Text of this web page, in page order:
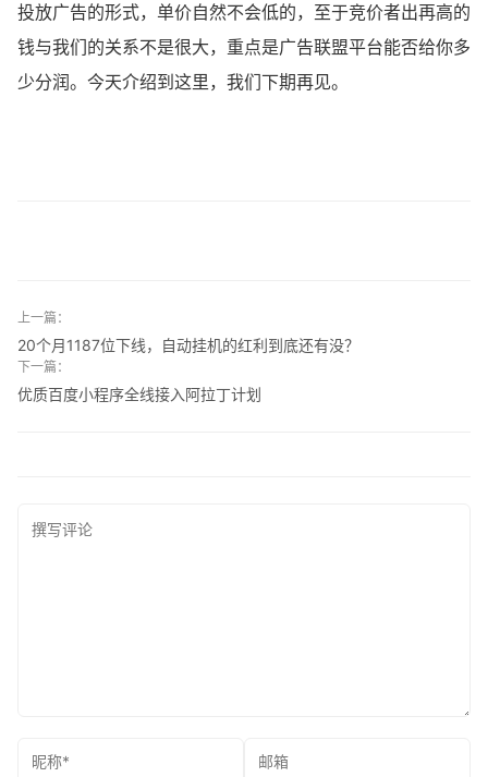
投放广告的形式，单价自然不会低的，至于竞价者出再高的
钱与我们的关系不是很大，重点是广告联盟平台能否给你多
少分润。今天介绍到这里，我们下期再见。
上一篇：
20个月1187位下线，自动挂机的红利到底还有没？
下一篇：
优质百度小程序全线接入阿拉丁计划